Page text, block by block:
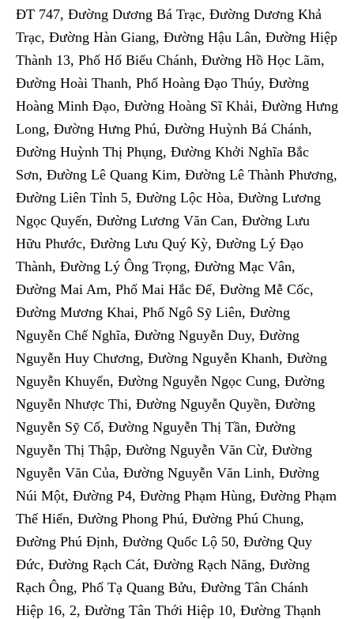
ĐT 747, Đường Dương Bá Trạc, Đường Dương Khả
Trạc, Đường Hàn Giang, Đường Hậu Lân, Đường Hiệp
Thành 13, Phố Hổ Biểu Chánh, Đường Hồ Học Lãm,
Đường Hoài Thanh, Phố Hoàng Đạo Thúy, Đường
Hoàng Minh Đạo, Đường Hoàng Sĩ Khải, Đường Hưng
Long, Đường Hưng Phú, Đường Huỳnh Bá Chánh,
Đường Huỳnh Thị Phụng, Đường Khởi Nghĩa Bắc
Sơn, Đường Lê Quang Kim, Đường Lê Thành Phương,
Đường Liên Tỉnh 5, Đường Lộc Hòa, Đường Lương
Ngọc Quyến, Đường Lương Văn Can, Đường Lưu
Hữu Phước, Đường Lưu Quý Kỳ, Đường Lý Đạo
Thành, Đường Lý Ông Trọng, Đường Mạc Vân,
Đường Mai Am, Phố Mai Hắc Đế, Đường Mễ Cốc,
Đường Mương Khai, Phố Ngô Sỹ Liên, Đường
Nguyễn Chế Nghĩa, Đường Nguyễn Duy, Đường
Nguyễn Huy Chương, Đường Nguyễn Khanh, Đường
Nguyễn Khuyến, Đường Nguyễn Ngọc Cung, Đường
Nguyễn Nhược Thi, Đường Nguyễn Quyền, Đường
Nguyễn Sỹ Cố, Đường Nguyễn Thị Tần, Đường
Nguyễn Thị Thập, Đường Nguyễn Văn Cừ, Đường
Nguyễn Văn Của, Đường Nguyễn Văn Linh, Đường
Núi Một, Đường P4, Đường Phạm Hùng, Đường Phạm
Thế Hiển, Đường Phong Phú, Đường Phú Chung,
Đường Phú Định, Đường Quốc Lộ 50, Đường Quy
Đức, Đường Rạch Cát, Đường Rạch Năng, Đường
Rạch Ông, Phố Tạ Quang Bửu, Đường Tân Chánh
Hiệp 16, 2, Đường Tân Thới Hiệp 10, Đường Thạnh